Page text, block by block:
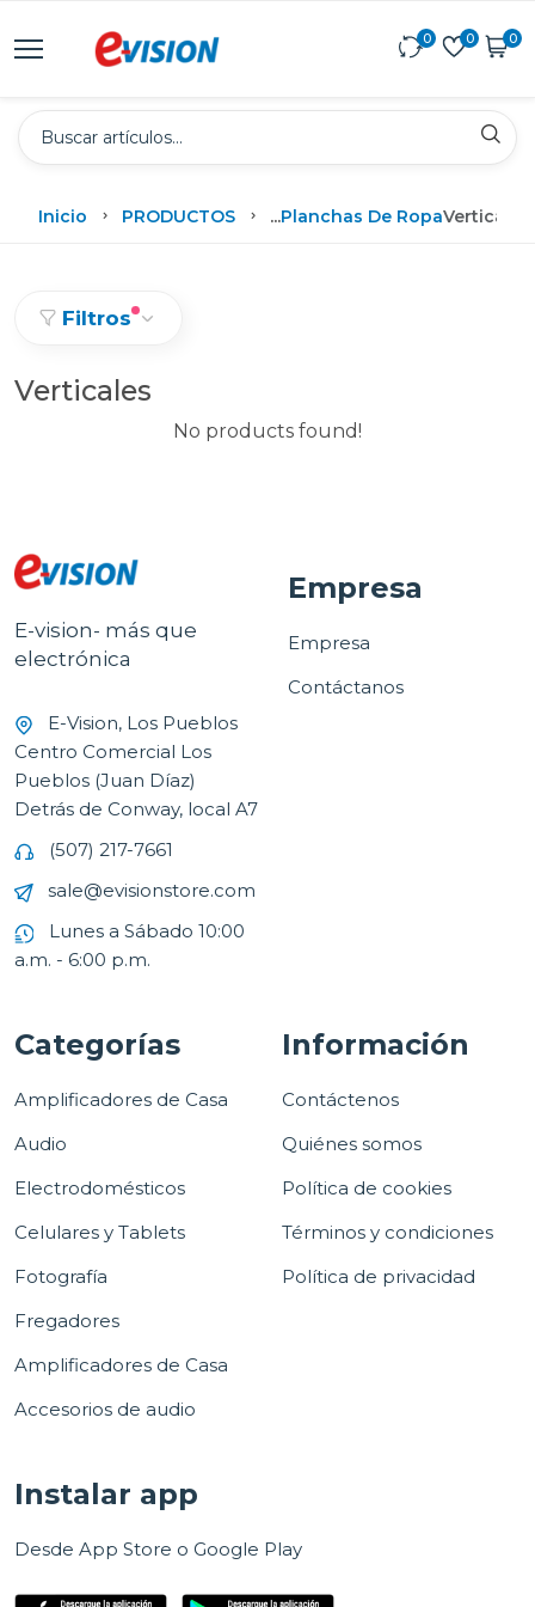
0 0 0
Inicio PRODUCTOS ...Planchas De RopaVerticales
Filtros
Verticales
No products found!
E-vision- más que
electrónica
E-Vision, Los Pueblos
Centro Comercial Los
Pueblos (Juan Díaz)
Detrás de Conway, local A7
(507) 217-7661
sale@evisionstore.com
Lunes a Sábado 10:00
a.m. - 6:00 p.m.
Empresa
Empresa
Contáctanos
Categorías
Amplificadores de Casa
Audio
Electrodomésticos
Celulares y Tablets
Fotografía
Fregadores
Amplificadores de Casa
Accesorios de audio
Información
Contáctenos
Quiénes somos
Política de cookies
Términos y condiciones
Política de privacidad
Instalar app
Desde App Store o Google Play